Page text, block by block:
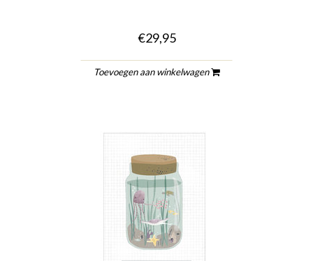
€29,95
Toevoegen aan winkelwagen